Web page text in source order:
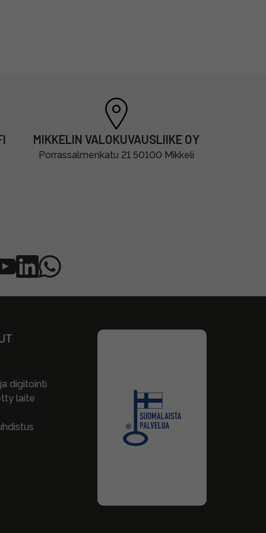
MIKKELIN VALOKUVAUSLIIKE OY
Porrassalmenkatu 21 50100 Mikkeli
digitointi
laite